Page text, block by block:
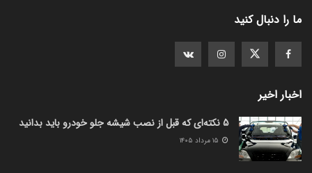
ما را دنبال کنید
اخبار اخیر
5 نکته‌ای که قبل از نصب شیشه جلو خودرو باید بدانید